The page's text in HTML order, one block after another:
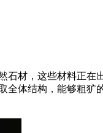
，这些材料正在
体结构，能够粗犷